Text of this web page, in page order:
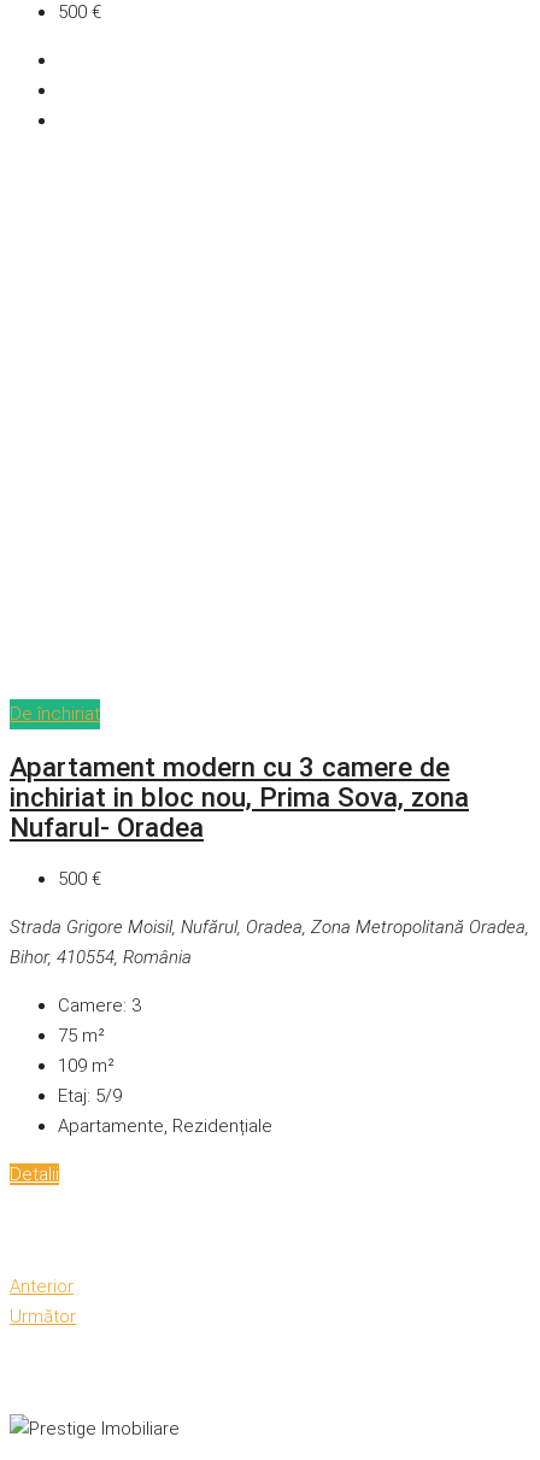
500 €
De închiriat
Apartament modern cu 3 camere de
inchiriat in bloc nou, Prima Sova, zona
Nufarul- Oradea
500 €
Strada Grigore Moisil, Nufărul, Oradea, Zona Metropolitană Oradea,
Bihor, 410554, România
Camere: 3
75 m²
109 m²
Etaj: 5/9
Apartamente, Rezidențiale
Detalii
Anterior
Următor